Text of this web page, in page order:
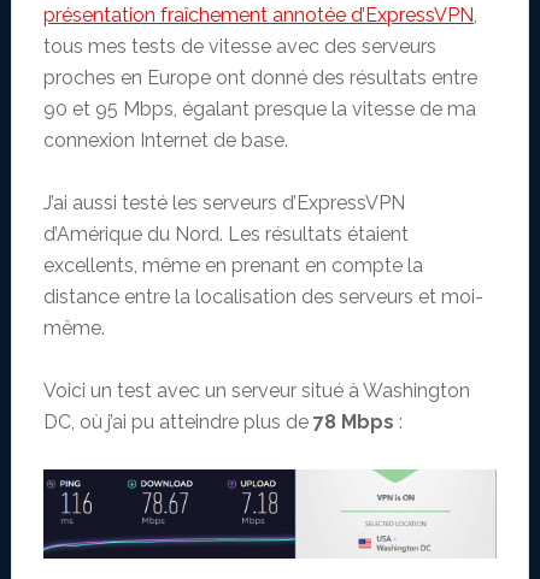
présentation fraîchement annotée d’ExpressVPN
tous mes tests de vitesse avec des serveurs
proches en Europe ont donné des résultats entre
90 et 95 Mbps, égalant presque la vitesse de ma
connexion Internet de base.
J’ai aussi testé les serveurs d’ExpressVPN
d’Amérique du Nord. Les résultats étaient
excellents, même en prenant en compte la
distance entre la localisation des serveurs et moi-
même.
Voici un test avec un serveur situé à Washington
DC, où j’ai pu atteindre plus de 78 Mbps :